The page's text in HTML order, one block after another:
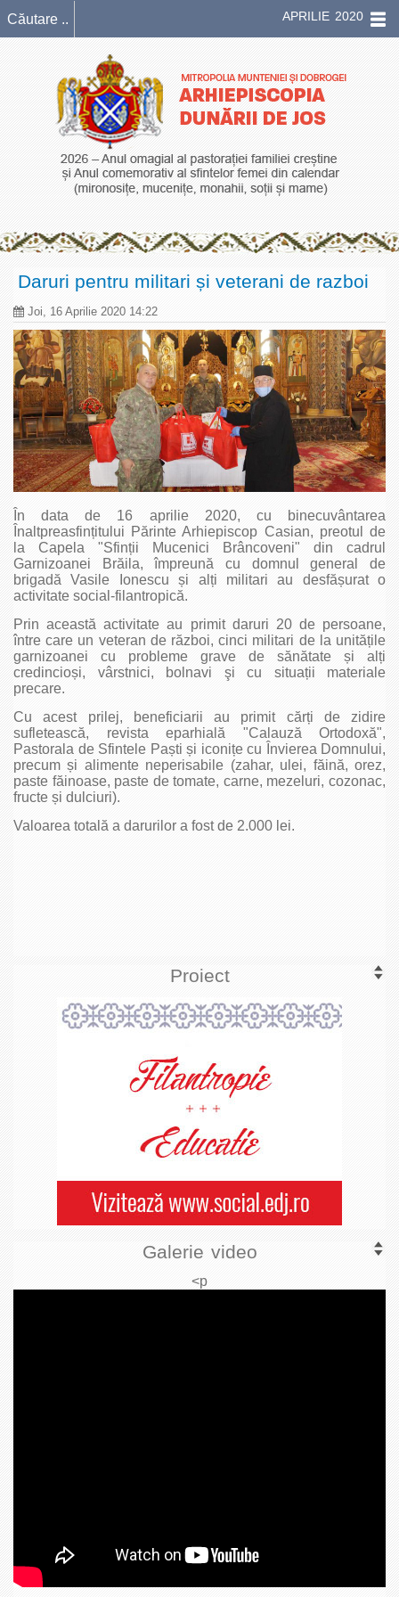
APRILIE 2020
Daruri pentru militari și veterani de razboi
Joi, 16 Aprilie 2020 14:22
În data de 16 aprilie 2020, cu binecuvântarea
Înaltpreasfințitului Părinte Arhiepiscop Casian, preotul de
la Capela "Sfinții Mucenici Brâncoveni" din cadrul
Garnizoanei Brăila, împreună cu domnul general de
brigadă Vasile Ionescu și alți militari au desfășurat o
activitate social-filantropică.
Prin această activitate au primit daruri 20 de persoane,
între care un veteran de război, cinci militari de la unitățile
garnizoanei cu probleme grave de sănătate și alți
credincioși, vârstnici, bolnavi şi cu situații materiale
precare.
Cu acest prilej, beneficiarii au primit cărți de zidire
sufletească, revista eparhială "Calauză Ortodoxă",
Pastorala de Sfintele Paști și iconițe cu Învierea Domnului,
precum și alimente neperisabile (zahar, ulei, făină, orez,
paste făinoase, paste de tomate, carne, mezeluri, cozonac,
fructe și dulciuri).
Valoarea totală a darurilor a fost de 2.000 lei.
Proiect
Galerie video
<p